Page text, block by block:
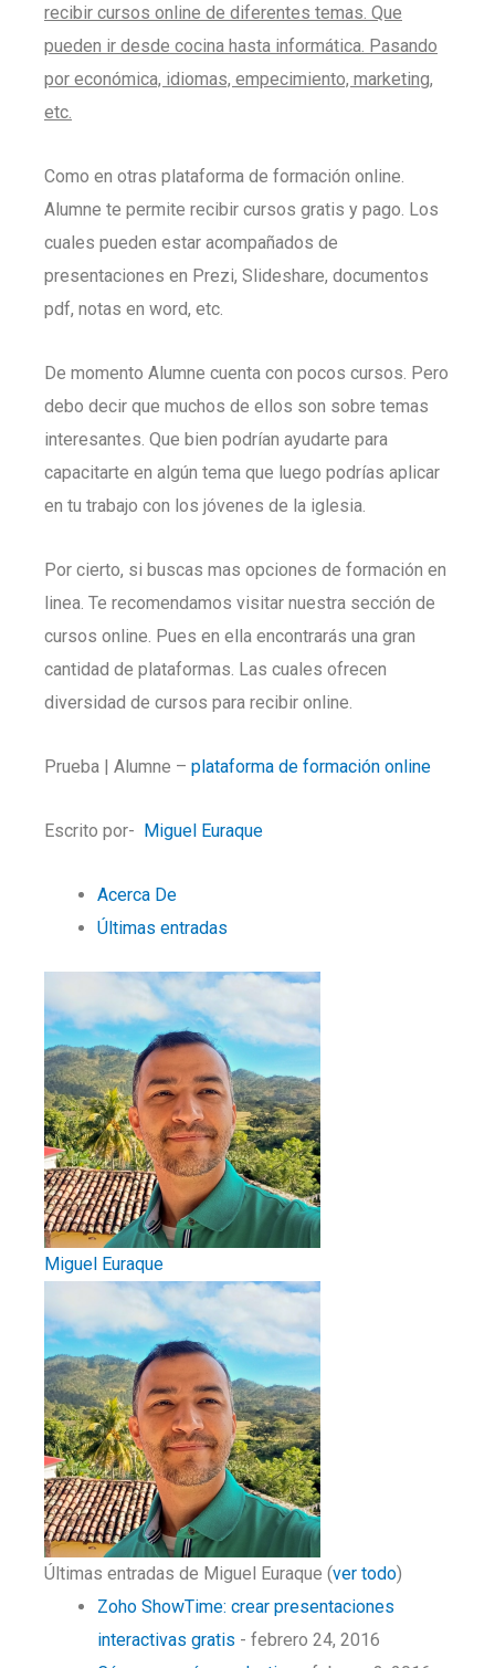
recibir cursos online de diferentes temas. Que
pueden ir desde cocina hasta informática. Pasando
por económica, idiomas, empecimiento, marketing,
etc.
Como en otras plataforma de formación online.
Alumne te permite recibir cursos gratis y pago. Los
cuales pueden estar acompañados de
presentaciones en Prezi, Slideshare, documentos
pdf, notas en word, etc.
De momento Alumne cuenta con pocos cursos. Pero
debo decir que muchos de ellos son sobre temas
interesantes. Que bien podrían ayudarte para
capacitarte en algún tema que luego podrías aplicar
en tu trabajo con los jóvenes de la iglesia.
Por cierto, si buscas mas opciones de formación en
linea. Te recomendamos visitar nuestra sección de
cursos online. Pues en ella encontrarás una gran
cantidad de plataformas. Las cuales ofrecen
diversidad de cursos para recibir online.
Prueba | Alumne – plataforma de formación online
Escrito por- Miguel Euraque
Acerca De
Últimas entradas
Miguel Euraque
Últimas entradas de Miguel Euraque (ver todo)
Zoho ShowTime: crear presentaciones
interactivas gratis - febrero 24, 2016